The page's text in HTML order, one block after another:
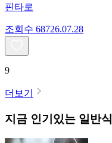
핀타로
조회수 68726.07.28
9
더보기
지금 인기있는 일반식